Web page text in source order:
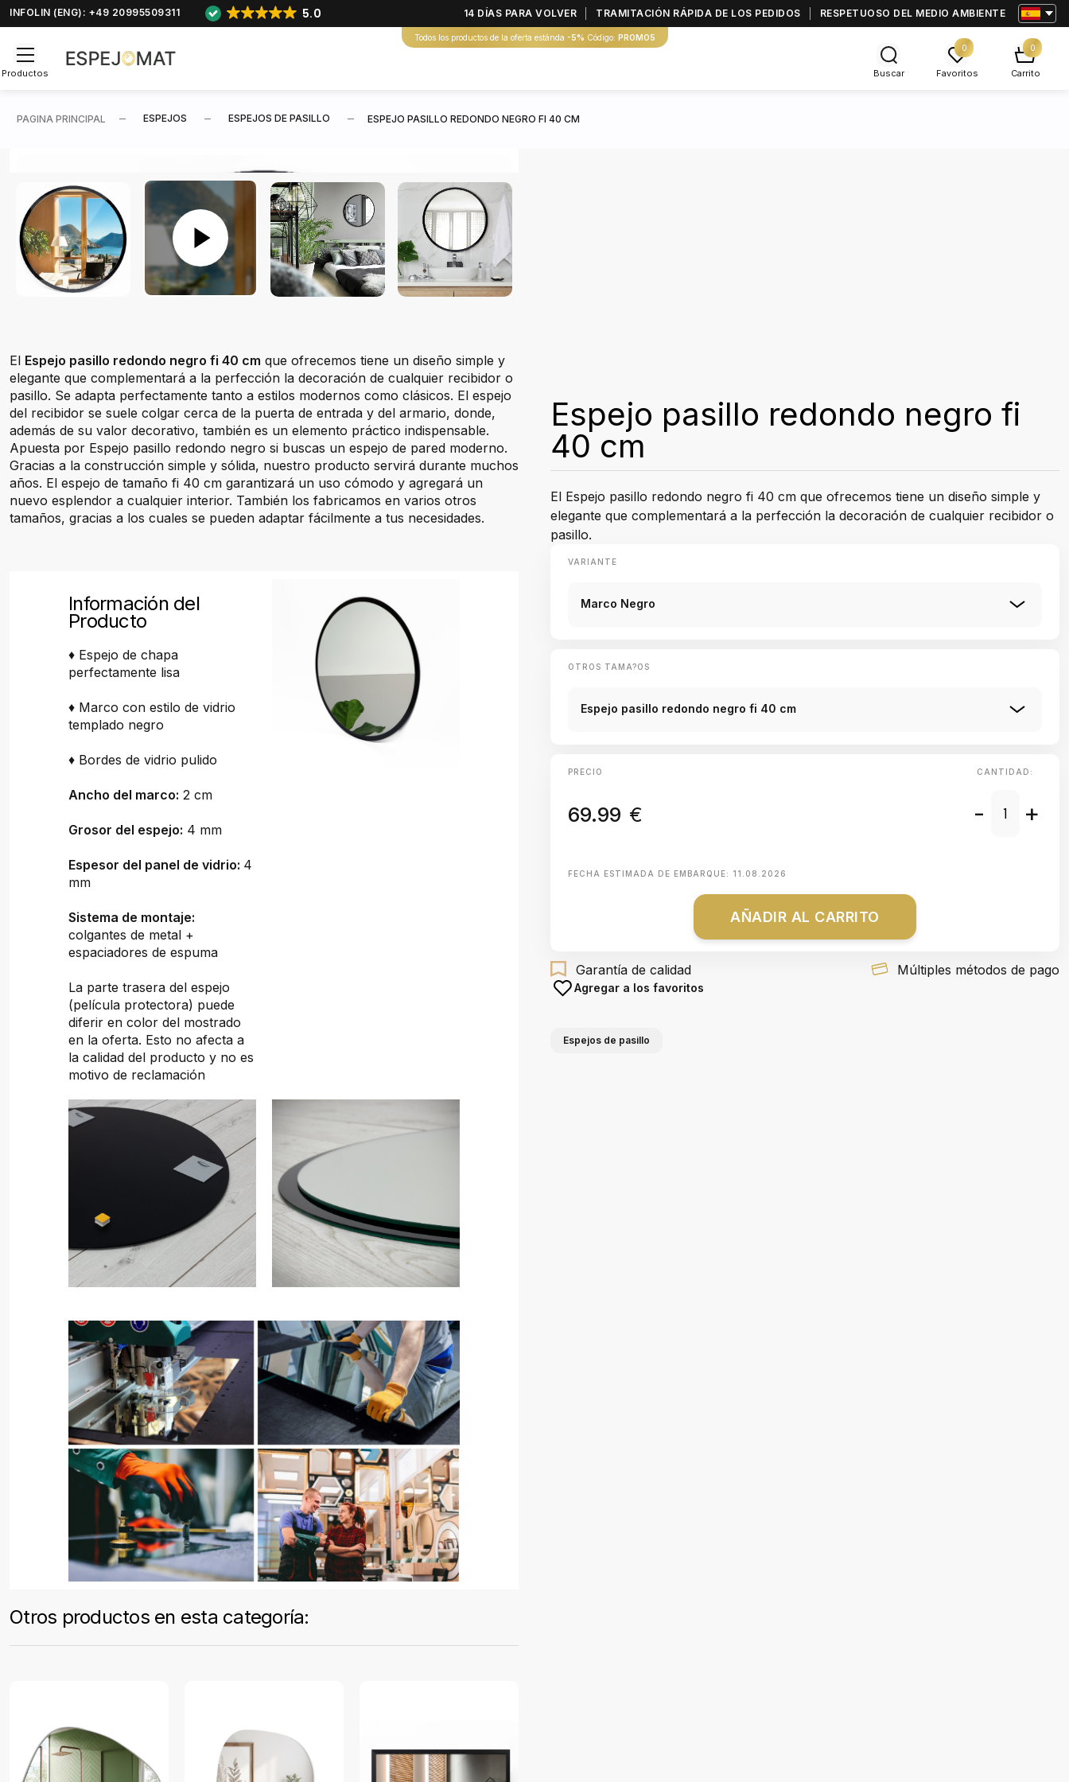
INFOLIN (ENG): +49 20995509311 5.0 14 DÍAS PARA VOLVER TRAMITACIÓN RÁPIDA DE LOS PEDIDOS RESPETUOSO DEL MEDIO AMBIENTE
Todos los productos de la oferta estánda -5% Código: PROMO5
Productos Buscar
0
Favoritos
0
Carrito
PAGINA PRINCIPAL ESPEJOS ESPEJOS DE PASILLO ESPEJO PASILLO REDONDO NEGRO FI 40 CM
El Espejo pasillo redondo negro fi 40 cm que ofrecemos tiene un diseño simple y
elegante que complementará a la perfección la decoración de cualquier recibidor o
pasillo. Se adapta perfectamente tanto a estilos modernos como clásicos. El espejo
del recibidor se suele colgar cerca de la puerta de entrada y del armario, donde,
además de su valor decorativo, también es un elemento práctico indispensable.
Apuesta por Espejo pasillo redondo negro si buscas un espejo de pared moderno.
Gracias a la construcción simple y sólida, nuestro producto servirá durante muchos
años. El espejo de tamaño fi 40 cm garantizará un uso cómodo y agregará un
nuevo esplendor a cualquier interior. También los fabricamos en varios otros
tamaños, gracias a los cuales se pueden adaptar fácilmente a tus necesidades.
Información del
Producto
♦ Espejo de chapa
perfectamente lisa
♦ Marco con estilo de vidrio
templado negro
♦ Bordes de vidrio pulido
Ancho del marco: 2 cm
Grosor del espejo: 4 mm
Espesor del panel de vidrio: 4
mm
Sistema de montaje:
colgantes de metal +
espaciadores de espuma
La parte trasera del espejo
(película protectora) puede
diferir en color del mostrado
en la oferta. Esto no afecta a
la calidad del producto y no es
motivo de reclamación
Otros productos en esta categoría:
Espejo pasillo redondo negro fi
40 cm
El Espejo pasillo redondo negro fi 40 cm que ofrecemos tiene un diseño simple y
elegante que complementará a la perfección la decoración de cualquier recibidor o
pasillo.
VARIANTE
Marco Negro
OTROS TAMA?OS
Espejo pasillo redondo negro fi 40 cm
PRECIO
69.99 €
CANTIDAD:
- +
FECHA ESTIMADA DE EMBARQUE: 11.08.2026
AÑADIR AL CARRITO
Garantía de calidad Múltiples métodos de pago
Agregar a los favoritos
Espejos de pasillo